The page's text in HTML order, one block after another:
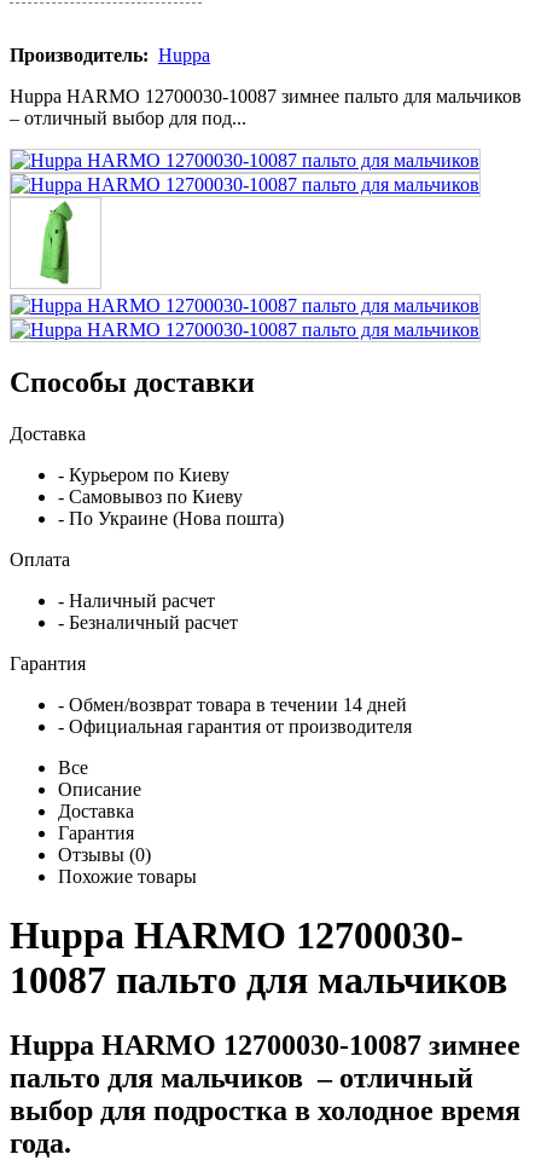
Производитель: Huppa
Huppa HARMO 12700030-10087 зимнее пальто для мальчиков
– отличный выбор для под...
Способы доставки
Доставка
- Курьером по Киеву
- Самовывоз по Киеву
- По Украине (Нова пошта)
Оплата
- Наличный расчет
- Безналичный расчет
Гарантия
- Обмен/возврат товара в течении 14 дней
- Официальная гарантия от производителя
Все
Описание
Доставка
Гарантия
Отзывы (0)
Похожие товары
Huppa HARMO 12700030-
10087 пальто для мальчиков
Huppa HARMO 12700030-10087 зимнее
пальто для мальчиков – отличный
выбор для подростка в холодное время
года.